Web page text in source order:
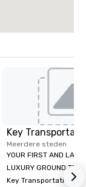
Meerdere steden
YOUR FIRST AND LAST
LUXURY GROUND
Key Transportation